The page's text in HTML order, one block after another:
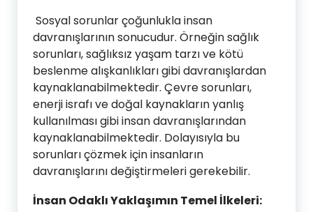
Sosyal sorunlar çoğunlukla insan
davranışlarının sonucudur. Örneğin sağlık
sorunları, sağlıksız yaşam tarzı ve kötü
beslenme alışkanlıkları gibi davranışlardan
kaynaklanabilmektedir. Çevre sorunları,
enerji israfı ve doğal kaynakların yanlış
kullanılması gibi insan davranışlarından
kaynaklanabilmektedir. Dolayısıyla bu
sorunları çözmek için insanların
davranışlarını değiştirmeleri gerekebilir.
İnsan Odaklı Yaklaşımın Temel İlkeleri: